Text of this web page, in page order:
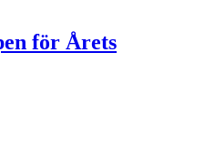
för Årets